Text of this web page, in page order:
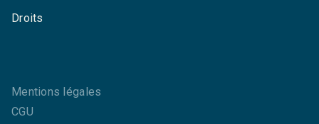
Droits
Mentions légales
CGU